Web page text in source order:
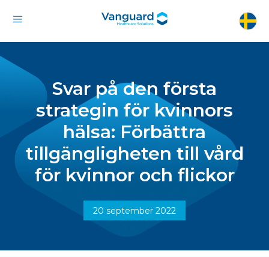
Svar på den första
strategin för kvinnors
hälsa: Förbättra
tillgängligheten till vård
för kvinnor och flickor
20 september 2022